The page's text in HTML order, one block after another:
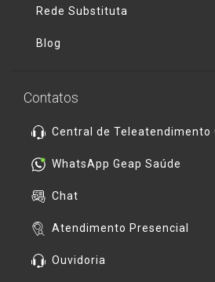
Rede Substituta
Blog
Contatos
Central de Teleatendimento
WhatsApp Geap Saúde
Chat
Atendimento Presencial
Ouvidoria